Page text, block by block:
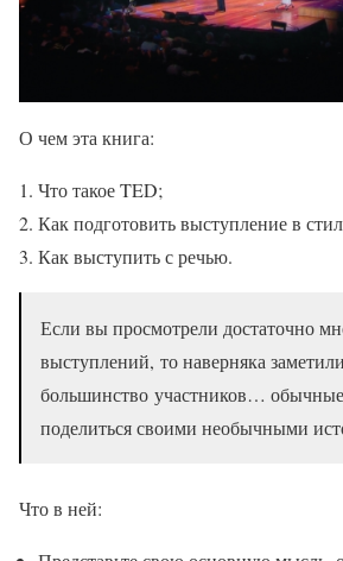
О чем эта книга:
Что такое TED;
Как подготовить выступление в
Как выступить с речью.
Если вы просмотрели достаточно
выступлений, то наверняка
большинство участников…
поделиться своими необычными
Что в ней: